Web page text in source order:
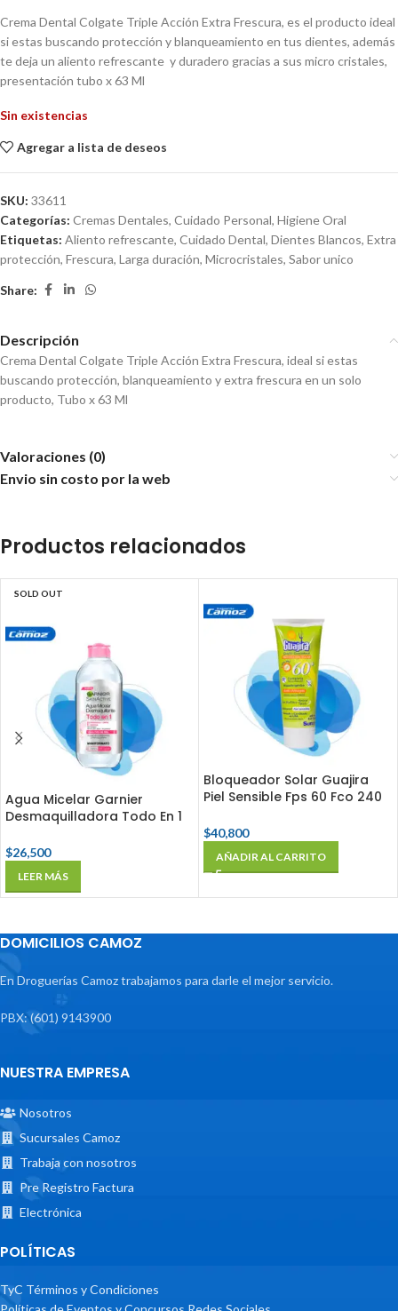
Crema Dental Colgate Triple Acción Extra Frescura, es el producto ideal
si estas buscando protección y blanqueamiento en tus dientes, además
te deja un aliento refrescante y duradero gracias a sus micro cristales,
presentación tubo x 63 Ml
Sin existencias
Agregar a lista de deseos
SKU: 33611
Categorías: Cremas Dentales, Cuidado Personal, Higiene Oral
Etiquetas: Aliento refrescante, Cuidado Dental, Dientes Blancos, Extra
protección, Frescura, Larga duración, Microcristales, Sabor unico
Share:
Descripción
Crema Dental Colgate Triple Acción Extra Frescura, ideal si estas
buscando protección, blanqueamiento y extra frescura en un solo
producto, Tubo x 63 Ml
Valoraciones (0)
Envio sin costo por la web
Productos relacionados
SOLD OUT
Agua Micelar Garnier
Desmaquilladora Todo En 1
$26,500
LEER MÁS
Bloqueador Solar Guajira
Piel Sensible Fps 60 Fco 240
$40,800
AÑADIR AL CARRITO
DOMICILIOS CAMOZ
En Droguerías Camoz trabajamos para darle el mejor servicio.
PBX: (601) 9143900
NUESTRA EMPRESA
Nosotros
Sucursales Camoz
Trabaja con nosotros
Pre Registro Factura
Electrónica
POLÍTICAS
TyC Términos y Condiciones